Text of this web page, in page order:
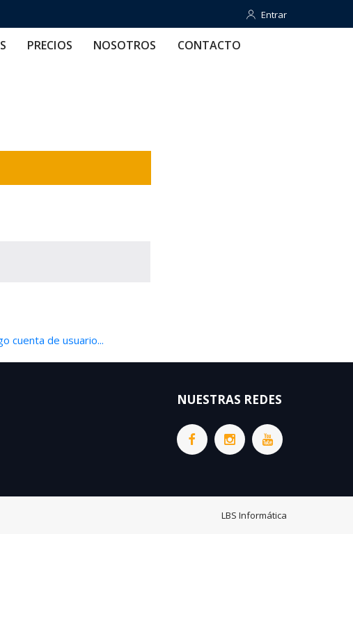
Entrar
Entrar
PRECIOS NOSOTROS CONTACTO
cuenta de usuario...
NUESTRAS REDES
LBS Informática